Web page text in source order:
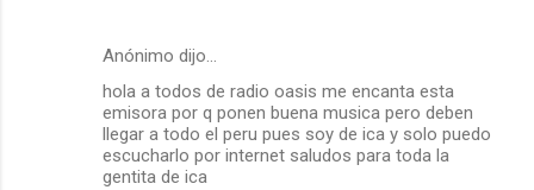
Anónimo dijo…
hola a todos de radio oasis me encanta esta
emisora por q ponen buena musica pero deben
llegar a todo el peru pues soy de ica y solo puedo
escucharlo por internet saludos para toda la
gentita de ica